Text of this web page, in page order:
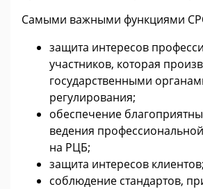
Самыми важными функциями
защита интересов
участников, которая
государственными
регулирования;
обеспечение
ведения
на РЦБ;
защита интересов клиентов;
соблюдение стандартов,